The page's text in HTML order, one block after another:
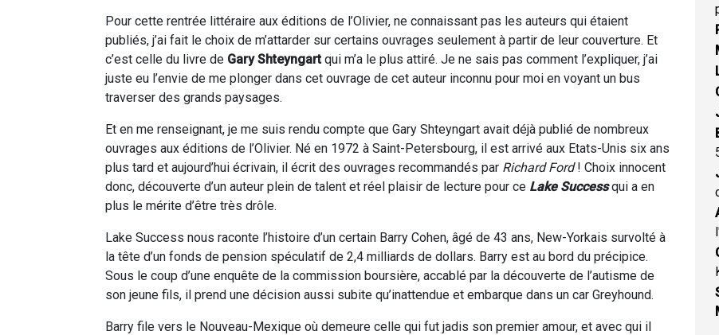
Pour cette rentrée littéraire aux éditions de l’Olivier, ne connaissant pas les auteurs qui étaient
publiés, j’ai fait le choix de m’attarder sur certains ouvrages seulement à partir de leur couverture. Et
c’est celle du livre de Gary Shteyngartqui m’a le plus attiré. Je ne sais pas comment l’expliquer, j’ai
juste eu l’envie de me plonger dans cet ouvrage de cet auteur inconnu pour moi en voyant un bus
traverser des grands paysages.
Et en me renseignant, je me suis rendu compte que Gary Shteyngart avait déjà publié de nombreux
ouvrages aux éditions de l’Olivier. Né en 1972 à Saint-Petersbourg, il est arrivé aux Etats-Unis six ans
plus tard et aujourd’hui écrivain, il écrit des ouvrages recommandés par Richard Ford! Choix innocent
donc, découverte d’un auteur plein de talent et réel plaisir de lecture pour ce Lake Successqui a en
plus le mérite d’être très drôle.
Lake Success nous raconte l’histoire d’un certain Barry Cohen, âgé de 43 ans, New-Yorkais survolté à
la tête d’un fonds de pension spéculatif de 2,4 milliards de dollars. Barry est au bord du précipice.
Sous le coup d’une enquête de la commission boursière, accablé par la découverte de l’autisme de
son jeune fils, il prend une décision aussi subite qu’inattendue et embarque dans un car Greyhound.
Barry file vers le Nouveau-Mexique où demeure celle qui fut jadis son premier amour, et avec qui il